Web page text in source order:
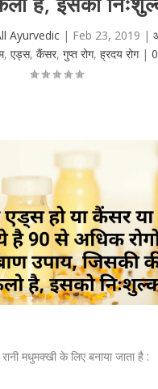
Ayurvedic| Feb 23, 2019 |
, एड्स, कैंसर, गुप्त रोग, ह्रदय रोग| 0
मधुमक्खी के लिए बनाया जाता है :